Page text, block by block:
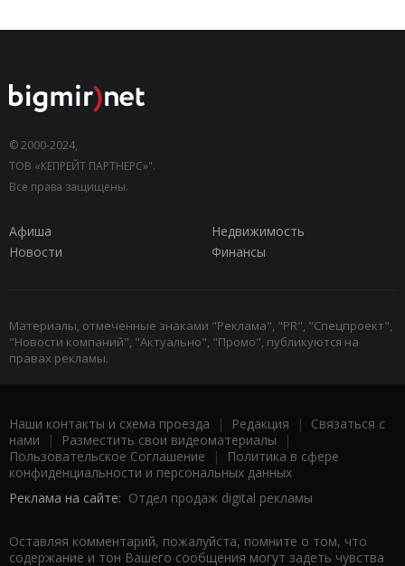
© 2000-2024,
ТОВ «КЕПРЕЙТ ПАРТНЕРС»".
Все права защищены.
Афиша
Недвижимость
Новости
Финансы
Материалы, отмеченные знаками "Реклама", "PR", "Спецпроект",
"Новости компаний", "Актуально", "Промо", публикуются на
правах рекламы.
Наши контакты и схема проезда | Редакция | Связаться с
нами | Разместить свои видеоматериалы |
Пользовательское Соглашение |
Политика в сфере
конфиденциальности и персональных данных
Реклама на сайте: Отдел продаж digital рекламы
Оставляя комментарий, пожалуйста, помните о том, что
содержание и тон Вашего сообщения могут задеть чувства